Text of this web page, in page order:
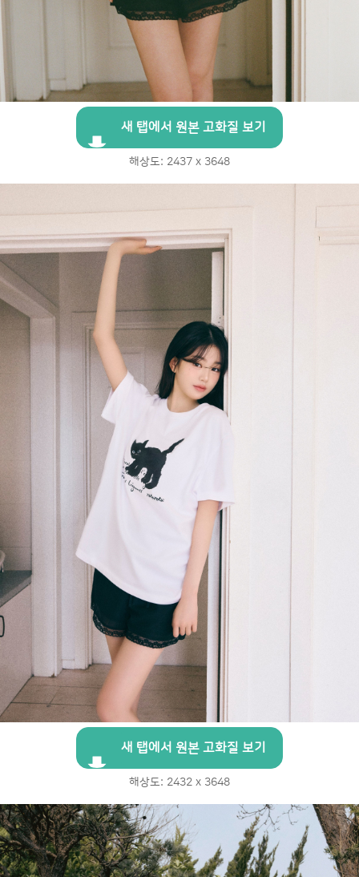
새 탭에서 원본 고화질 보기
해상도: 2437 x 3648
새 탭에서 원본 고화질 보기
해상도: 2432 x 3648